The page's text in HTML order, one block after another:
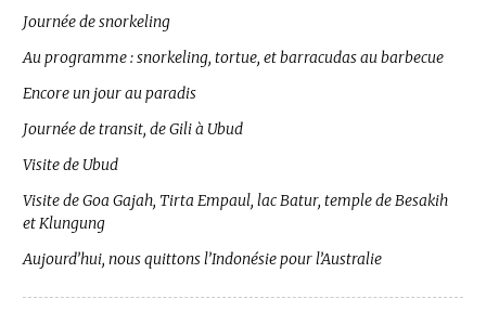
Journée de snorkeling
Au programme : snorkeling, tortue, et barracudas au barbecue
Encore un jour au paradis
Journée de transit, de Gili à Ubud
Visite de Ubud
Visite de Goa Gajah, Tirta Empaul, lac Batur, temple de Besakih
et Klungung
Aujourd’hui, nous quittons l’Indonésie pour l’Australie